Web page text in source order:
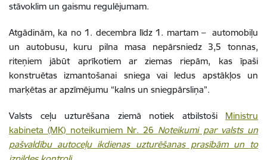
stāvoklim un gaismu regulējumam.
Atgādinām, ka no 1. decembra līdz 1. martam – automobiļu
un autobusu, kuru pilna masa nepārsniedz 3,5 tonnas,
riteņiem jābūt aprīkotiem ar ziemas riepām, kas īpaši
konstruētas izmantošanai sniega vai ledus apstākļos un
marķētas ar apzīmējumu “kalns un sniegpārsliņa”.
Valsts ceļu uzturēšana ziemā notiek atbilstoši Ministru
kabineta (MK) noteikumiem Nr. 26 Noteikumi par valsts un
pašvaldību autoceļu ikdienas uzturēšanas prasībām un to